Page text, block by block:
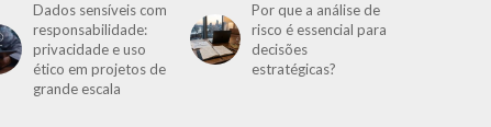
Dados sensíveis com
responsabilidade:
privacidade e uso
ético em projetos de
grande escala
Por que a análise de
risco é essencial para
decisões
estratégicas?